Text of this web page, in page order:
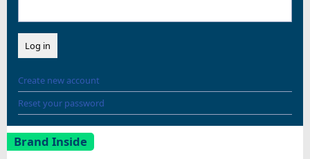
Create new account
Reset your password
Brand Inside